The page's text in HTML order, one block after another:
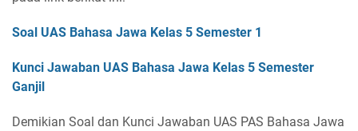
Soal UAS Bahasa Jawa Kelas 5 Semester 1
Kunci Jawaban UAS Bahasa Jawa Kelas 5 Semester
Ganjil
Demikian Soal dan Kunci Jawaban UAS PAS Bahasa Jawa